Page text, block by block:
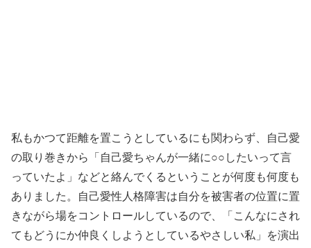
私もかつて距離を置こうとしているにも関わらず、自己愛
の取り巻きから「自己愛ちゃんが一緒に○○したいって言
っていたよ」などと絡んでくるということが何度も何度も
ありました。自己愛性人格障害は自分を被害者の位置に置
きながら場をコントロールしているので、「こんなにされ
てもどうにか仲良くしようとしているやさしい私」を演出